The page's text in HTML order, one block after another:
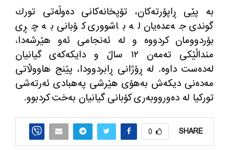
به‌ پێی ڕاپۆرته‌كان، تۆپخانه‌كانی ده‌وڵه‌تی تورك
گوندی جه‌عده‌یان له‌ باشووری كۆبانی به‌ چڕی
بۆردوومان كردووه‌ و له‌ ئه‌نجامی ئه‌و هێرشه‌دا،
منداڵێكی ته‌مه‌ن ١٢ ساڵ و دایكه‌كه‌ی گیانیان
له‌ده‌ست داوه‌. له‌ ڕۆژانی ڕابردوودا، پێنج هاووڵاتی
مه‌ده‌نی دیكه‌ش به‌هۆی هێرشی په‌هبادی ئه‌رته‌شی
توركیا له‌ ده‌ورووبه‌ری كۆبانی گیانیان به‌خت كردبوو.
SHARE
0